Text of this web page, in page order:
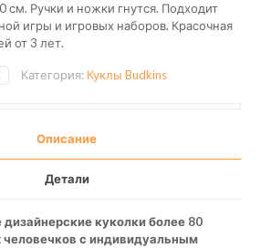
см. Ручки и ножки гнутся. Подходит
игры и игровых наборов. Красочная
от 3 лет.
Категория: Куклы Budkins
Описание
Детали
куколки более 80
с индивидуальным